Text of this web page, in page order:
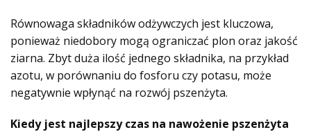
Równowaga składników odżywczych jest kluczowa,
ponieważ niedobory mogą ograniczać plon oraz jakość
ziarna. Zbyt duża ilość jednego składnika, na przykład
azotu, w porównaniu do fosforu czy potasu, może
negatywnie wpłynąć na rozwój pszenżyta.
Kiedy jest najlepszy czas na nawożenie pszenżyta